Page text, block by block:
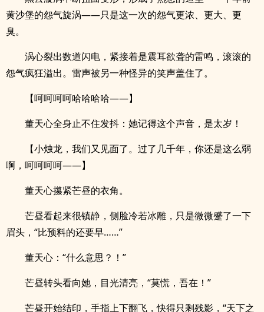
黄沙堡的怨气旋涡——只是这一次的怨气更浓、更大、更
臭。
涡心裂出数道闪电，紧接着是震耳欲聋的雷鸣，滚滚的
怨气疯狂溢出。雷声被另一种怪异的笑声盖住了。
【呵呵呵呵哈哈哈哈——】
董天心全身止不住发抖：她记得这个声音，是太岁！
【小烛龙，我们又见面了。过了几千年，你还是这么弱
啊，呵呵呵呵——】
董天心攥紧芒昼的衣角。
芒昼看起来很镇静，侧脸冷若冰雕，只是微微蹙了一下
眉头，“比预料的还要早……”
董天心：“什么意思？！”
芒昼转头看向她，目光清亮，“莫慌，吾在！”
芒昼开始结印，手指上下翻飞，快得只剩残影，“天下之